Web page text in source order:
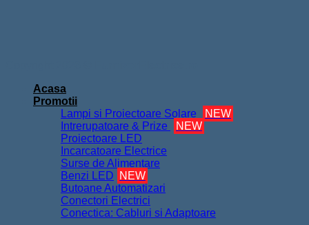
Acasa
Promotii
Lampi si Proiectoare Solare
NEW
Intrerupatoare & Prize
NEW
Proiectoare LED
Incarcatoare Electrice
Surse de Alimentare
Benzi LED
NEW
Butoane Automatizari
Conectori Electrici
Conectica: Cabluri si Adaptoare